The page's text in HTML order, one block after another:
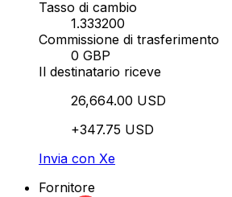
Tasso di cambio
1.333200
Commissione di trasferimento
0 GBP
Il destinatario riceve
26,664.00 USD
+347.75 USD
Invia con Xe
Fornitore